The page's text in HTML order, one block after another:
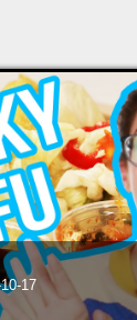
17